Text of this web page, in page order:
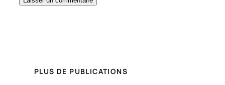
PLUS DE PUBLICATIONS